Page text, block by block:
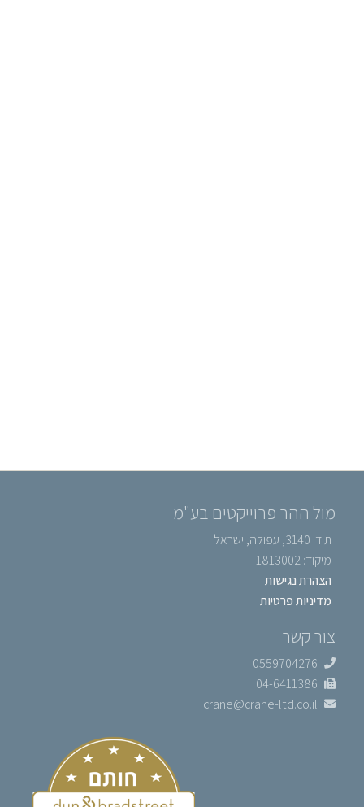
מול ההר פרוייקטים בע"מ
ת.ד: 3140, עפולה, ישראל
מיקוד: 1813002
הצהרת נגישות
מדיניות פרטיות
צור קשר
0559704276
04-6411386
crane@crane-ltd.co.il